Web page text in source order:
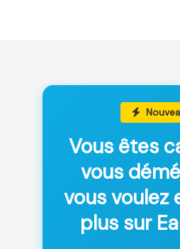
Vous êtes
vous
vous voulez
plus sur